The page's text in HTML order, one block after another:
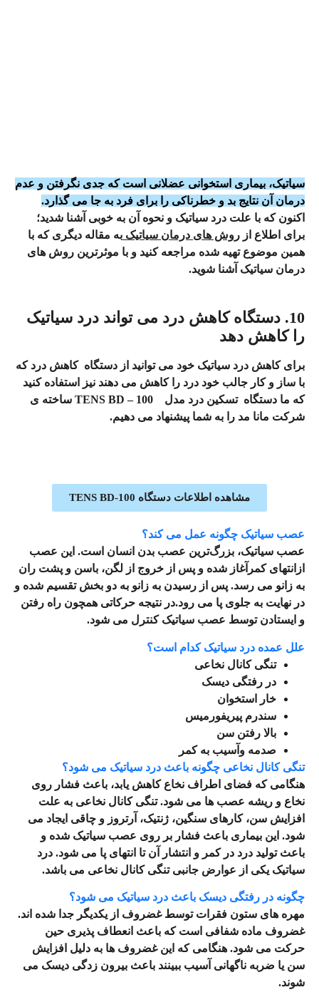
سیاتیک، بیماری استخوانی عضلانی است که جدی نگرفتن و عدم
درمان آن نتایج بد و خطرناکی را برای فرد به جا می‌ گذارد.
اکنون که با علت درد سیاتیک و نحوه آن به خوبی آشنا شدید؛
برای اطلاع ازروش های درمان سیاتیک به مقاله دیگری که با
همین موضوع تهیه شده مراجعه کنید و با موثر‌ترین روش های
درمان سیاتیک آشنا شوید.
10. دستگاه کاهش درد می تواند درد سیاتیک
را کاهش دهد
برای کاهش درد سیاتیک خود می توانید از دستگاه کاهش درد که
با ساز و کار جالب خود درد را کاهش می دهند نیز استفاده کنید
که مادستگاهتسکین درد مدل TENS BD – 100
ساخته ی
شرکت مانا مد را به شما پیشنهاد می دهیم.
مشاهده اطلاعات دستگاه TENS BD-100
عصب سیاتیک چگونه عمل می کند؟
عصب سیاتیک، بزرگ‌ترین عصب بدن انسان است. این عصب
ازانتهای کمرآغاز شده و پس از خروج از لگن، باسن و پشت ران
به زانو می‌ رسد. پس از رسیدن به زانو به دو بخش تقسیم شده و
در نهایت به جلوی پا می‌ رود.در نتیجه حرکاتی همچون راه رفتن
و ایستادن توسط عصب سیاتیک کنترل می‌ شود.
علل عمده درد سیاتیک کدام است؟
تنگی کانال نخاعی
در رفتگی دیسک
خار استخوان
سندرم پیریفورمیس
بالا رفتن سن
صدمه وآسیب به کمر
تنگی کانال نخاعی چگونه باعث درد سیاتیک می شود؟
هنگامی که فضای اطراف نخاع کاهش یابد، باعث فشار روی
نخاع و ریشه عصب ها می‌ شود.تنگی کانال نخاعی به علت
افزایش سن، کار‌های سنگین، ژنتیک، آرتروز و چاقی ایجاد می‌
شود. این بیماری باعثفشار بر روی عصب سیاتیکشده و
باعث تولید درد در کمر و انتشار آن تا انتهای پا می‌ شود. درد
سیاتیک یکی از عوارض جانبی تنگی کانال نخاعی می‌ باشد.
چگونه در رفتگی دیسک باعث درد سیاتیک می‌ شود؟
مهره‌ های ستون فقرات توسطغضروفاز یکدیگر جدا شده اند.
غضروف ماده شفافی است که باعث انعطاف پذیری حین
حرکت می‌ شود. هنگامی که این غضروف‌ ها به دلیل افزایش
سن یا ضربه ناگهانیآسیب ببینند باعث بیرون زدگی دیسک می‌
شوند.